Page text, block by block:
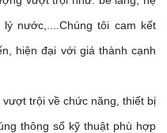
nước,.... Chúng tôi cam kết
hiện đại với giá thành cạnh
trội về chức năng, thiết bị
thông số kỹ thuật phù hợp